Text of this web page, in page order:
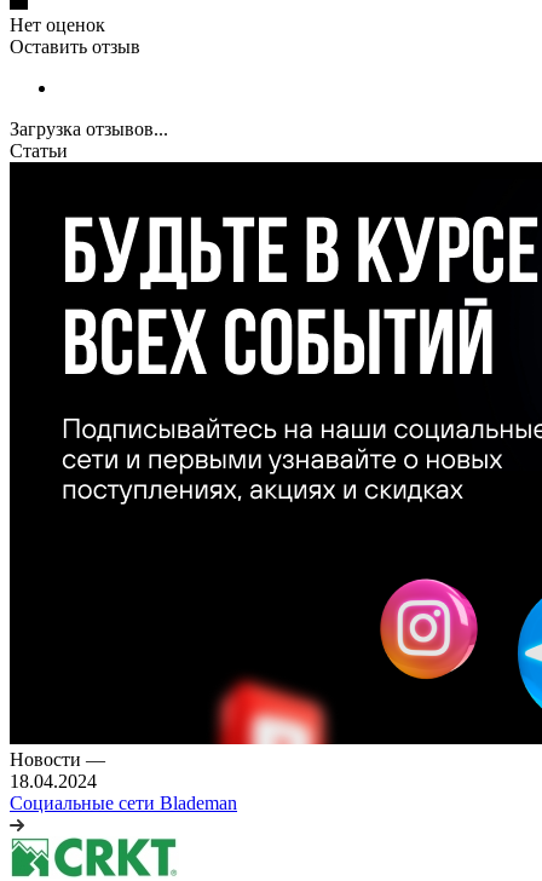
Нет оценок
Оставить отзыв
Загрузка отзывов...
Статьи
Новости —
18.04.2024
Социальные сети Blademan